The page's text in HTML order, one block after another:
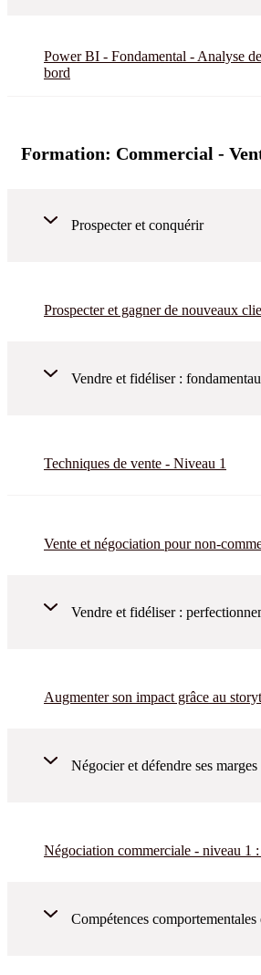
Power BI - Fondamental - Analyse
bord
Formation: Commercial -
Prospecter et conquérir
Prospecter et gagner de nouveaux
Vendre et fidéliser :
Techniques de vente - Niveau 1
Vente et négociation pour non-
Vendre et fidéliser :
Augmenter son impact grâce au
Négocier et défendre ses marges
Négociation commerciale - niveau 1 :
Compétences